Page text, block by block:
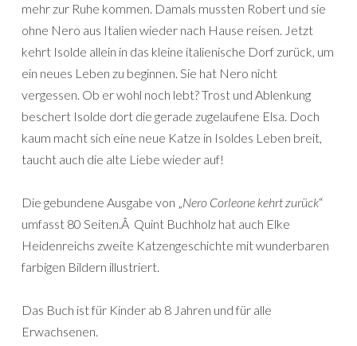
mehr zur Ruhe kommen. Damals mussten Robert und sie
ohne Nero aus Italien wieder nach Hause reisen. Jetzt
kehrt Isolde allein in das kleine italienische Dorf zurück, um
ein neues Leben zu beginnen. Sie hat Nero nicht
vergessen. Ob er wohl noch lebt? Trost und Ablenkung
beschert Isolde dort die gerade zugelaufene Elsa. Doch
kaum macht sich eine neue Katze in Isoldes Leben breit,
taucht auch die alte Liebe wieder auf!
Die gebundene Ausgabe von „Nero Corleone kehrt zurück“
umfasst 80 Seiten.Â Quint Buchholz hat auch Elke
Heidenreichs zweite Katzengeschichte mit wunderbaren
farbigen Bildern illustriert.
Das Buch ist für Kinder ab 8 Jahren und für alle
Erwachsenen.